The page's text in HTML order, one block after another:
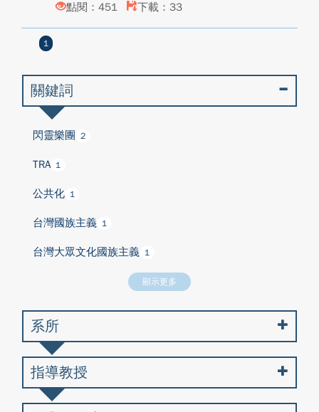
點閱：451
下載：33
1
關鍵詞
閃靈樂團 2
TRA 1
公共化 1
台灣國族主義 1
台灣大眾文化國族主義 1
顯示更多
系所
指導教授